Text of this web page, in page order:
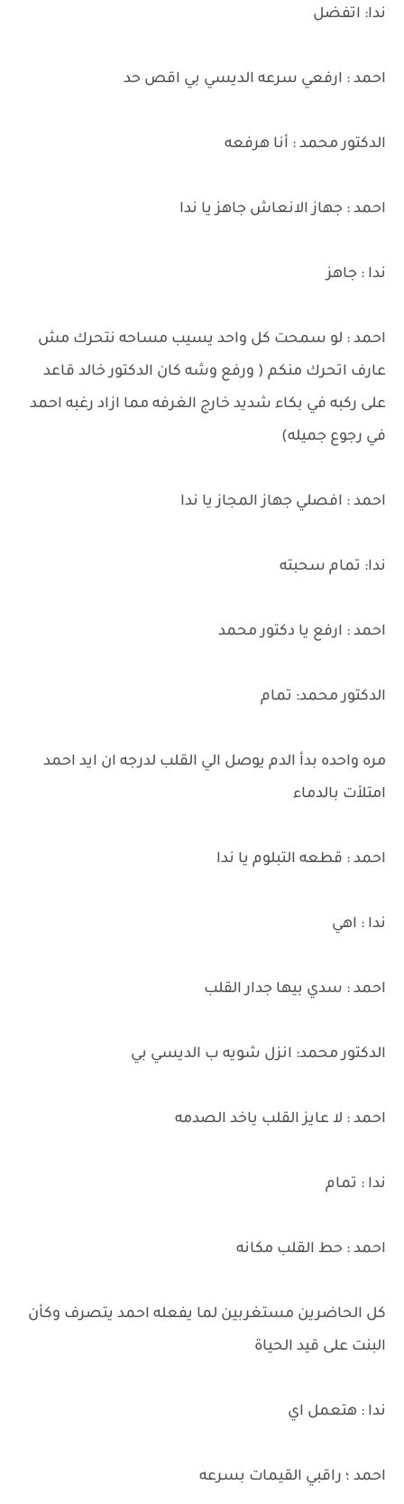
ندا: اتفضل
احمد : ارفعي سرعه الديسي بي اقص حد
الدكتور محمد : أنا هرفعه
احمد : جهاز الانعاش جاهز يا ندا
ندا : جاهز
احمد : لو سمحت كل واحد يسيب مساحه نتحرك مش
عارف اتحرك منكم ( ورفع وشه كان الدكتور خالد قاعد
على ركبه في بكاء شديد خارج الغرفه مما ازاد رغبه احمد
في رجوع جميله)
احمد : افصلي جهاز المجاز يا ندا
ندا: تمام سحبته
احمد : ارفع يا دكتور محمد
الدكتور محمد: تمام
مره واحده بدأ الدم يوصل الي القلب لدرجه ان ايد احمد
امتلأت بالدماء
احمد : قطعه التبلوم يا ندا
ندا : اهي
احمد : سدي بيها جدار القلب
الدكتور محمد: انزل شويه ب الديسي بي
احمد : لا عايز القلب ياخد الصدمه
ندا : تمام
احمد : حط القلب مكانه
كل الحاضرين مستغربين لما يفعله احمد يتصرف وكأن
البنت على قيد الحياة
ندا : هتعمل اي
احمد ؛ راقبي القيمات بسرعه